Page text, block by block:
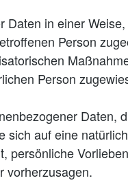
in einer
Person
Person
auf eine
vorherzusagen.